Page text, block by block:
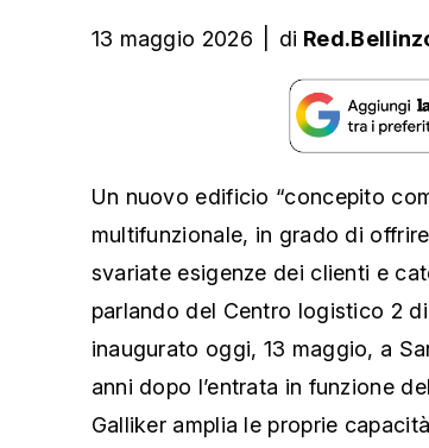
13 maggio 2026 di
Un nuovo edificio “concepito
multifunzionale, in grado di
svariate esigenze dei clienti e
parlando del Centro logistico 2
inaugurato oggi, 13 maggio, a
anni dopo l’entrata in funzione
Galliker amplia le proprie